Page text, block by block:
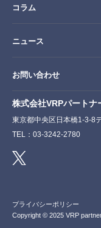
株式会社VRPパートナ
東京都中央区日本橋1-3-8
TEL：03-3242-2780
コラム
ニュース
お問い合わせ
プライバシーポリシー
Copyright © 2025 VRP